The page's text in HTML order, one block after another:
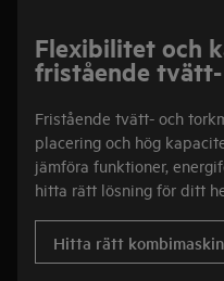
Flexibilitet och
fristående
Fristående tvätt- och
placering och hög
jämföra funktioner,
hitta rätt lösning för ditt
Hitta rätt